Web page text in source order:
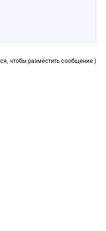
чтобы разместить сообщение.)